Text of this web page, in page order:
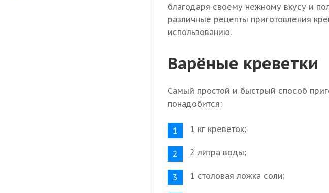
благодаря своему нежному вкусу и
различные рецепты приготовления
использованию.
Варёные креветки
Самый простой и быстрый способ
понадобится:
1 кг креветок;
2 литра воды;
1 столовая ложка соли;